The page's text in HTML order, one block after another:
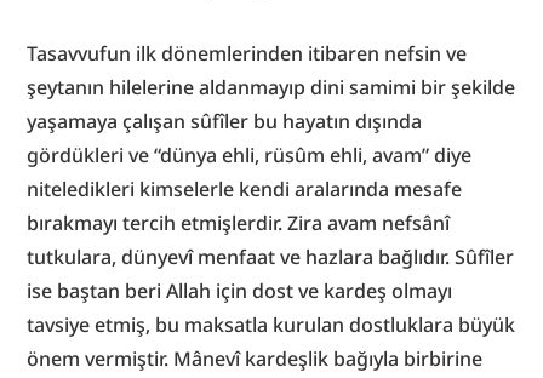
Tasavvufun ilk dönemlerinden itibaren nefsin ve
şeytanın hilelerine aldanmayıp dini samimi bir şekilde
yaşamaya çalışan sûfîler bu hayatın dışında
gördükleri ve “dünya ehli, rüsûm ehli, avam” diye
niteledikleri kimselerle kendi aralarında mesafe
bırakmayı tercih etmişlerdir. Zira avam nefsânî
tutkulara, dünyevî menfaat ve hazlara bağlıdır. Sûfîler
ise baştan beri Allah için dost ve kardeş olmayı
tavsiye etmiş, bu maksatla kurulan dostluklara büyük
önem vermiştir. Mânevî kardeşlik bağıyla birbirine